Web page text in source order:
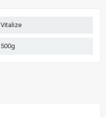
Vitalize
500g